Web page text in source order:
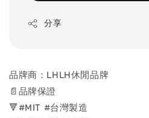
分享
品牌商：LHLH休閒品牌
📄品牌保證
🔻#MIT #台灣製造